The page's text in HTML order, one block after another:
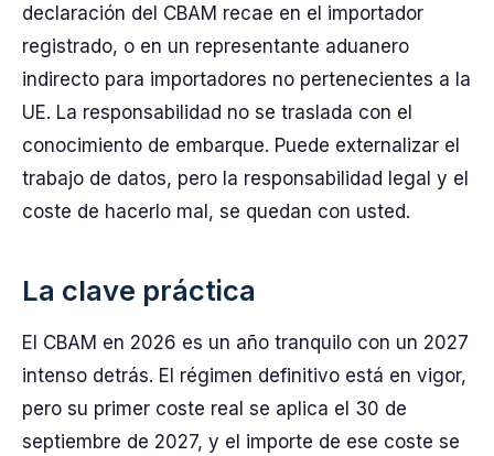
declaración del CBAM recae en el importador
registrado, o en un representante aduanero
indirecto para importadores no pertenecientes a la
UE. La responsabilidad no se traslada con el
conocimiento de embarque. Puede externalizar el
trabajo de datos, pero la responsabilidad legal y el
coste de hacerlo mal, se quedan con usted.
La clave práctica
El CBAM en 2026 es un año tranquilo con un 2027
intenso detrás. El régimen definitivo está en vigor,
pero su primer coste real se aplica el 30 de
septiembre de 2027, y el importe de ese coste se